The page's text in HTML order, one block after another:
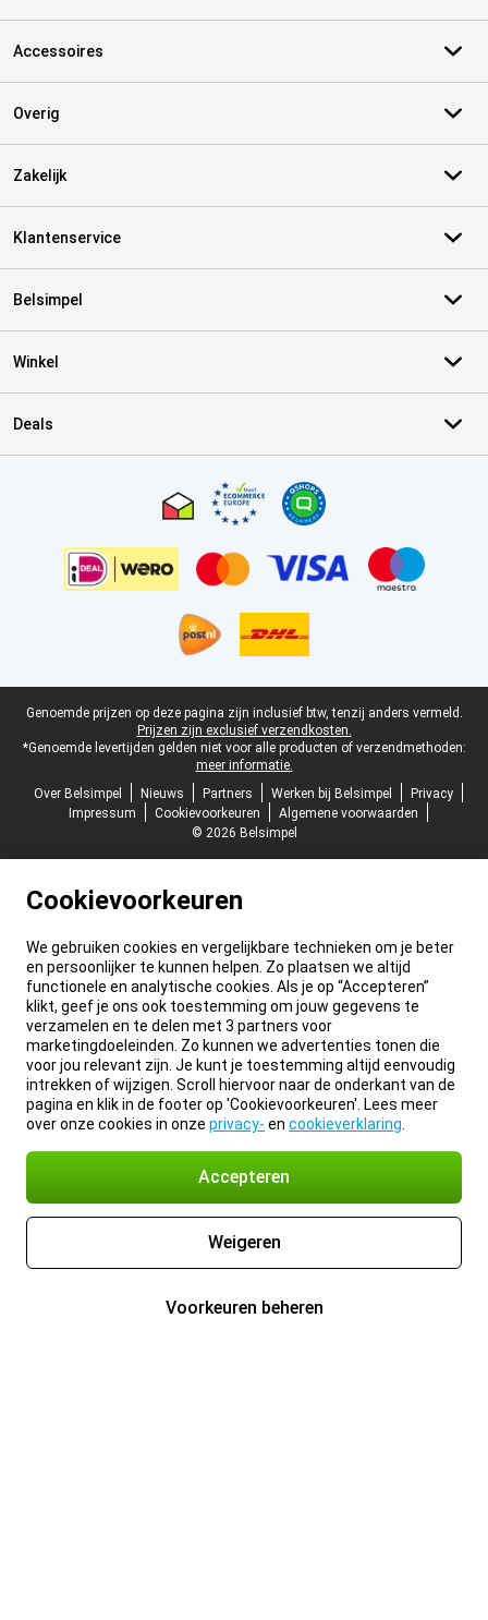
Accessoires
Overig
Zakelijk
Klantenservice
Belsimpel
Winkel
Deals
Juridische voettekst
Genoemde prijzen op deze pagina zijn inclusief btw, tenzij anders vermeld.
Prijzen zijn exclusief verzendkosten.
*Genoemde levertijden gelden niet voor alle producten of verzendmethoden:
meer informatie.
Over Belsimpel
Nieuws Partners Werken bij Belsimpel
Privacy
Impressum
Cookievoorkeuren
Algemene voorwaarden
© 2026 Belsimpel
Cookievoorkeuren
We gebruiken cookies en vergelijkbare technieken om je beter
en persoonlijker te kunnen helpen. Zo plaatsen we altijd
functionele en analytische cookies. Als je op “Accepteren”
klikt, geef je ons ook toestemming om jouw gegevens te
verzamelen en te delen met 3 partners voor
marketingdoeleinden. Zo kunnen we advertenties tonen die
voor jou relevant zijn. Je kunt je toestemming altijd eenvoudig
intrekken of wijzigen. Scroll hiervoor naar de onderkant van de
pagina en klik in de footer op 'Cookievoorkeuren'. Lees meer
over onze cookies in onze privacy- en cookieverklaring
Accepteren
Weigeren
Voorkeuren beheren